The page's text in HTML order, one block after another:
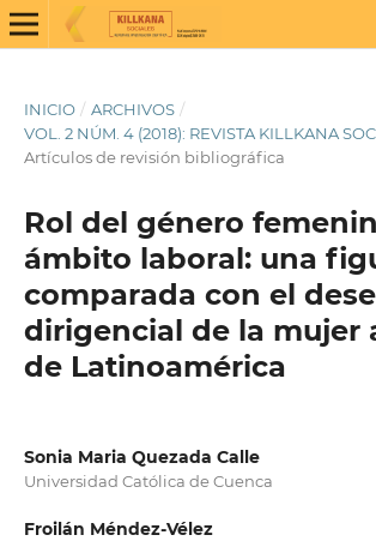
INICIO / ARCHIVOS /
VOL. 2 NÚM. 4 (2018): REVISTA KILLKANA
Artículos de revisión bibliográfica
Rol del género
ámbito laboral: una
comparada con el
dirigencial de la mujer
de Latinoamérica
Sonia Maria Quezada Calle
Universidad Católica de Cuenca
Froilán Méndez-Vélez